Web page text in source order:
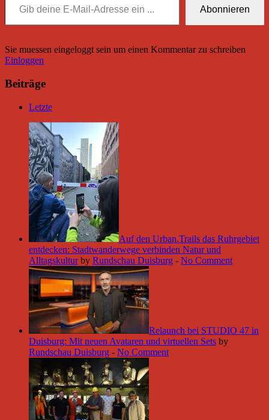
Abonnieren
Sie muessen eingeloggt sein um einen Kommentar zu schreiben
Einloggen
Beiträge
Letzte
Auf den Urban.Trails das Ruhrgebiet
entdecken: Stadtwanderwege verbinden Natur und
Alltagskultur by Rundschau Duisburg - No Comment
Relaunch bei STUDIO 47 in
Duisburg: Mit neuen Avataren und virtuellen Sets by
Rundschau Duisburg - No Comment